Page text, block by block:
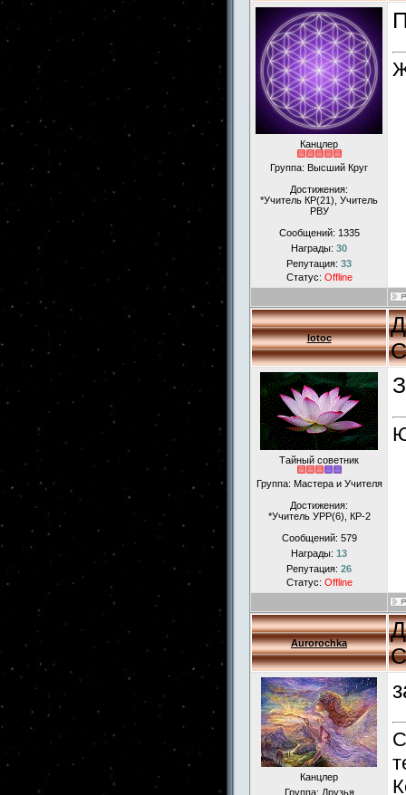
Канцлер
Группа: Высший Круг
Достижения:
*Учитель КР(21), Учитель
РВУ
Сообщений: 1335
Награды: 30
Репутация: 33
Статус: Offline
lotoc
Тайный советник
Группа: Мастера и Учителя
Достижения:
*Учитель УРР(6), КР-2
Сообщений: 579
Награды: 13
Репутация: 26
Статус: Offline
Aurorochka
Канцлер
Группа: Друзья